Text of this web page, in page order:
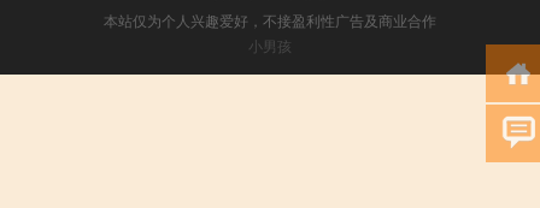
本站仅为个人兴趣爱好，不接盈利性广告及商业合作
小男孩